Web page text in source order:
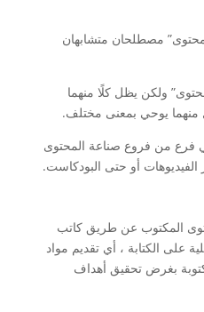
مصطلحان متشابهان
ولكن يظل كلًا منهما
يوحي بمعنى مختلف.
فرع من فروع صناعة المحتوى
أو حتى البودكاست.
المكتوب عن طريق كاتب
على الكتابة ، أي تقديم مواد
بغرض تحقيق أهداف